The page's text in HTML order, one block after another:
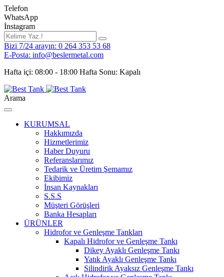
Telefon
WhatsApp
İnstagram
Bizi 7/24 arayın: 0 264 353 53 68
E-Posta: info@beslermetal.com
Hafta içi: 08:00 - 18:00 Hafta Sonu: Kapalı
Arama
KURUMSAL
Hakkımızda
Hizmetlerimiz
Haber Duyuru
Referanslarımız
Tedarik ve Üretim Şemamız
Ekibimiz
İnsan Kaynakları
S.S.S
Müşteri Görüşleri
Banka Hesapları
ÜRÜNLER
Hidrofor ve Genleşme Tankları
Kapalı Hidrofor ve Genleşme Tankı
Dikey Ayaklı Genleşme Tankı
Yatık Ayaklı Genleşme Tankı
Silindirik Ayaksız Genleşme Tankı